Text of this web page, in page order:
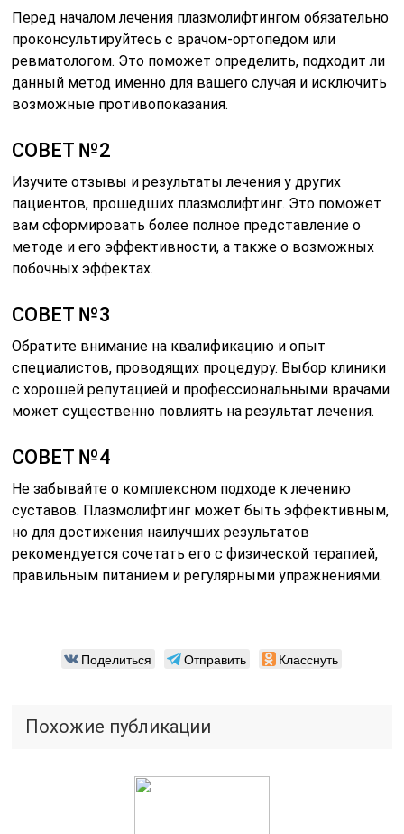
Перед началом лечения плазмолифтингом обязательно
проконсультируйтесь с врачом-ортопедом или
ревматологом. Это поможет определить, подходит ли
данный метод именно для вашего случая и исключить
возможные противопоказания.
СОВЕТ №2
Изучите отзывы и результаты лечения у других
пациентов, прошедших плазмолифтинг. Это поможет
вам сформировать более полное представление о
методе и его эффективности, а также о возможных
побочных эффектах.
СОВЕТ №3
Обратите внимание на квалификацию и опыт
специалистов, проводящих процедуру. Выбор клиники
с хорошей репутацией и профессиональными врачами
может существенно повлиять на результат лечения.
СОВЕТ №4
Не забывайте о комплексном подходе к лечению
суставов. Плазмолифтинг может быть эффективным,
но для достижения наилучших результатов
рекомендуется сочетать его с физической терапией,
правильным питанием и регулярными упражнениями.
Поделиться Отправить Класснуть
Похожие публикации